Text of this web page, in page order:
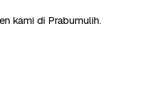
kami di Prabumulih.